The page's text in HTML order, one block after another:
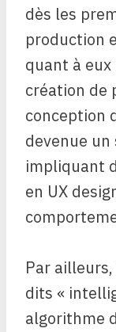
dès les
production
quant à
création de
conception
devenue
impliquant
en UX
Par
dits «
algorithme